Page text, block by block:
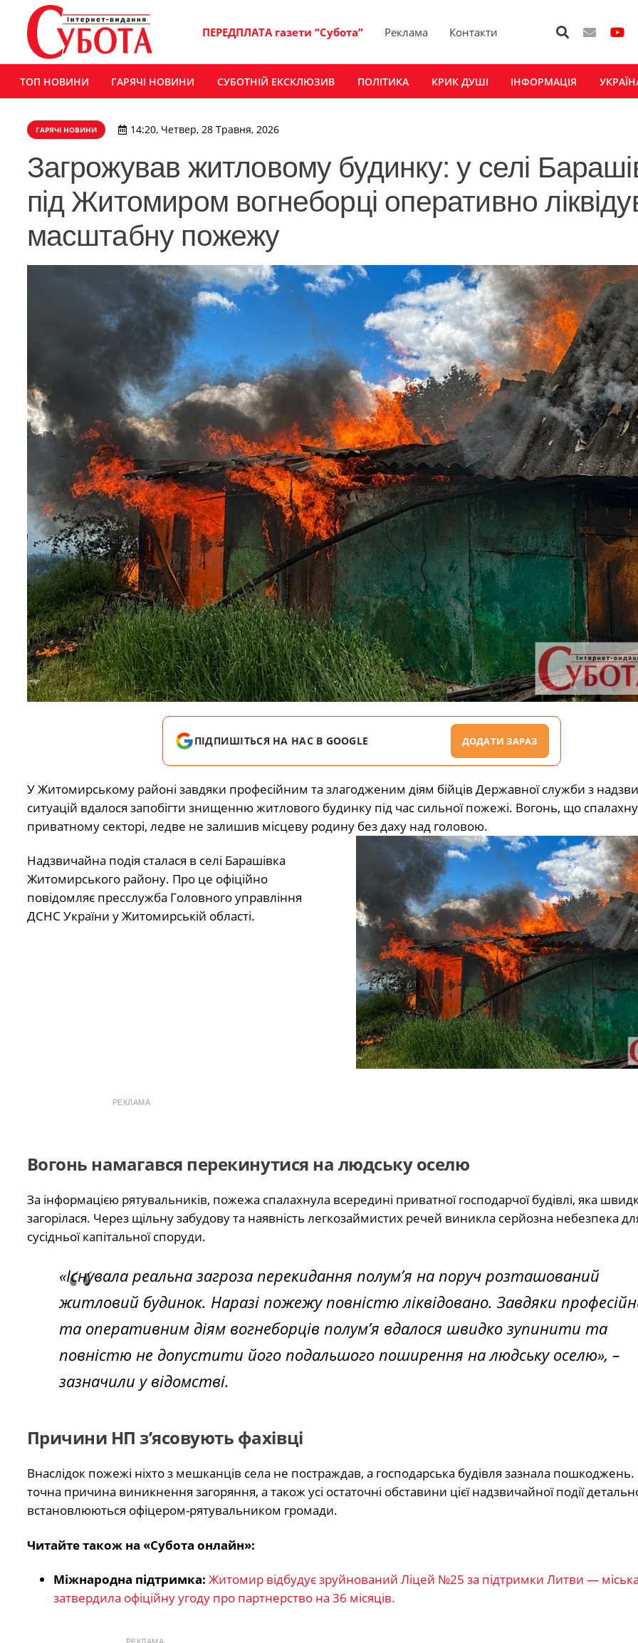
ПЕРЕДПЛАТА газети “Субота” Реклама Контакти
ТОП НОВИНИ ГАРЯЧІ НОВИНИ СУБОТНІЙ ЕКСКЛЮЗИВ ПОЛІТИКА КРИК ДУШІ ІНФОРМАЦІЯ
ГАРЯЧІ НОВИНИ 14:20, Четвер, 28 Травня, 2026
Загрожував житловому будинку: у селі
під Житомиром вогнеборці оперативно
масштабну пожежу
ПІДПИШІТЬСЯ НА НАС В GOOGLE ДОДАТИ ЗАРАЗ
У Житомирському районі завдяки професійним та злагодженим діям бійців Державної служби з
ситуацій вдалося запобігти знищенню житлового будинку під час сильної пожежі. Вогонь, що
приватному секторі, ледве не залишив місцеву родину без даху над головою.
Надзвичайна подія сталася в селі Барашівка
Житомирського району. Про це офіційно
повідомляє пресслужба Головного управління
ДСНС України у Житомирській області.
РЕКЛАМА
Вогонь намагався перекинутися на людську оселю
За інформацією рятувальників, пожежа спалахнула всередині приватної господарчої будівлі, яка
загорілася. Через щільну забудову та наявність легкозаймистих речей виникла серйозна небезпека
сусідньої капітальної споруди.
«Існувала реальна загроза перекидання полум’я на поруч розташований
житловий будинок. Наразі пожежу повністю ліквідовано. Завдяки
та оперативним діям вогнеборців полум’я вдалося швидко зупинити та
повністю не допустити його подальшого поширення на людську оселю», –
зазначили у відомстві.
Причини НП з’ясовують фахівці
Внаслідок пожежі ніхто з мешканців села не постраждав, а господарська будівля зазнала пошкоджень.
точна причина виникнення загоряння, а також усі остаточні обставини цієї надзвичайної події
встановлюються офіцером-рятувальником громади.
Читайте також на «Субота онлайн»:
Міжнародна підтримка: Житомир відбудує зруйнований Ліцей №25 за підтримки Литви —
затвердила офіційну угоду про партнерство на 36 місяців.